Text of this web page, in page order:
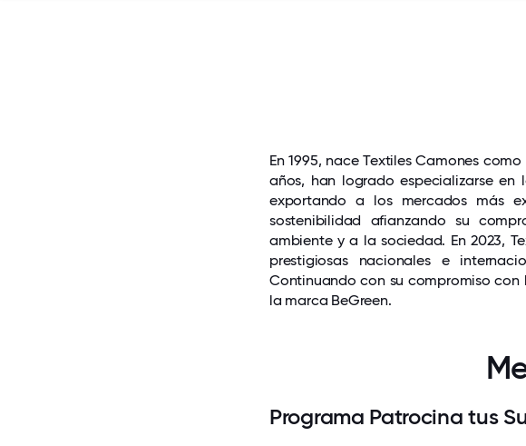
En 1995, nace Textiles Camones
años, han logrado especializarse
exportando a los mercados más
sostenibilidad afianzando su
ambiente y a la sociedad. En 2023,
prestigiosas nacionales e
Continuando con su compromiso con
la marca BeGreen.
Programa Patrocina tus